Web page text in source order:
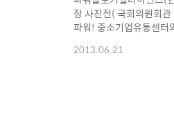
장 사진전( 국회의원회
파워! 중소기업유통센터
왔으며 특히 여행, 축제,
2013.06.21